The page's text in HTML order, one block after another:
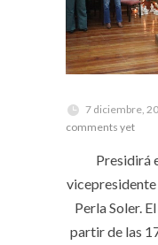
7 diciembre,
comments yet
Presidirá
Perla Soler.
partir de las